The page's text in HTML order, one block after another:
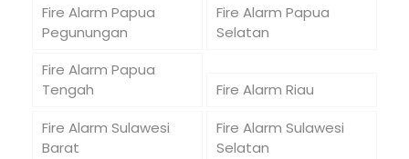
Fire Alarm Papua
Pegunungan
Fire Alarm Papua
Selatan
Fire Alarm Papua
Tengah
Fire Alarm Riau
Fire Alarm Sulawesi
Barat
Fire Alarm Sulawesi
Selatan